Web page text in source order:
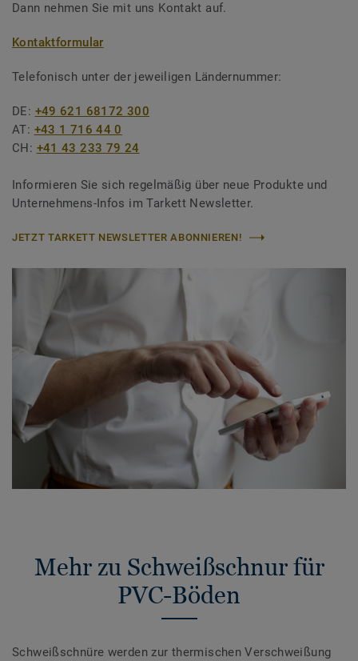
Dann nehmen Sie mit uns Kontakt auf.
Kontaktformular
Telefonisch unter der jeweiligen Ländernummer:
DE: +49 621 68172 300
AT: +43 1 716 44 0
CH: +41 43 233 79 24
Informieren Sie sich regelmäßig über neue Produkte und
Unternehmens-Infos im Tarkett Newsletter.
JETZT TARKETT NEWSLETTER ABONNIEREN!
Mehr zu Schweißschnur für
PVC-Böden
Schweißschnüre werden zur thermischen Verschweißung